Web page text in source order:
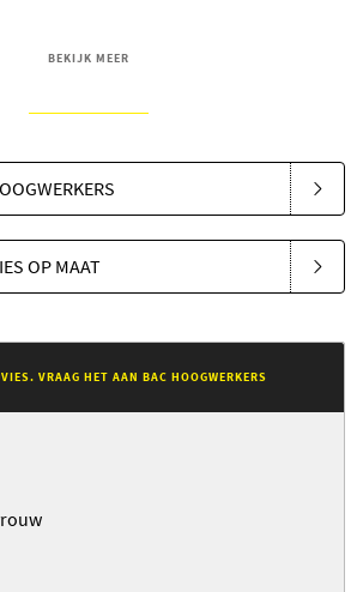
BEKIJK MEER
OP MAAT
VRAAG HET AAN BAC HOOGWERKERS